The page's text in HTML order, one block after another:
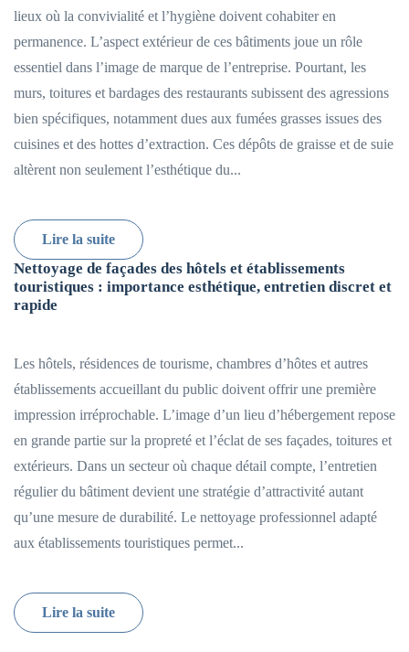
lieux où la convivialité et l’hygiène doivent cohabiter en
permanence. L’aspect extérieur de ces bâtiments joue un rôle
essentiel dans l’image de marque de l’entreprise. Pourtant, les
murs, toitures et bardages des restaurants subissent des agressions
bien spécifiques, notamment dues aux fumées grasses issues des
cuisines et des hottes d’extraction. Ces dépôts de graisse et de suie
altèrent non seulement l’esthétique du...
Lire la suite
Nettoyage de façades des hôtels et établissements
touristiques : importance esthétique, entretien discret et
rapide
Les hôtels, résidences de tourisme, chambres d’hôtes et autres
établissements accueillant du public doivent offrir une première
impression irréprochable. L’image d’un lieu d’hébergement repose
en grande partie sur la propreté et l’éclat de ses façades, toitures et
extérieurs. Dans un secteur où chaque détail compte, l’entretien
régulier du bâtiment devient une stratégie d’attractivité autant
qu’une mesure de durabilité. Le nettoyage professionnel adapté
aux établissements touristiques permet...
Lire la suite